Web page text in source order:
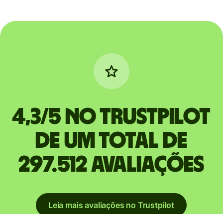
4,3/5 no Trustpilot
de um total de
297.512 avaliações
Leia mais avaliações no Trustpilot